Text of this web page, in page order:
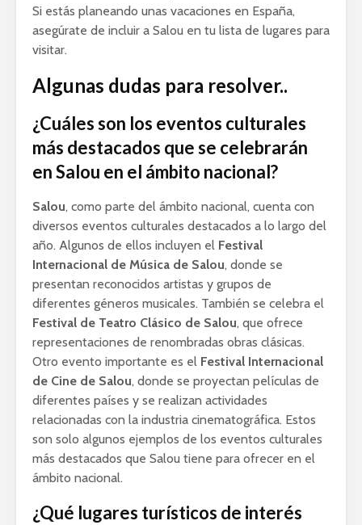
Si estás planeando unas vacaciones en España,
asegúrate de incluir a Salou en tu lista de lugares para
visitar.
Algunas dudas para resolver..
¿Cuáles son los eventos culturales
más destacados que se celebrarán
en Salou en el ámbito nacional?
Salou, como parte del ámbito nacional, cuenta con
diversos eventos culturales destacados a lo largo del
año. Algunos de ellos incluyen el Festival
Internacional de Música de Salou, donde se
presentan reconocidos artistas y grupos de
diferentes géneros musicales. También se celebra el
Festival de Teatro Clásico de Salou, que ofrece
representaciones de renombradas obras clásicas.
Otro evento importante es el Festival Internacional
de Cine de Salou, donde se proyectan películas de
diferentes países y se realizan actividades
relacionadas con la industria cinematográfica. Estos
son solo algunos ejemplos de los eventos culturales
más destacados que Salou tiene para ofrecer en el
ámbito nacional.
¿Qué lugares turísticos de interés